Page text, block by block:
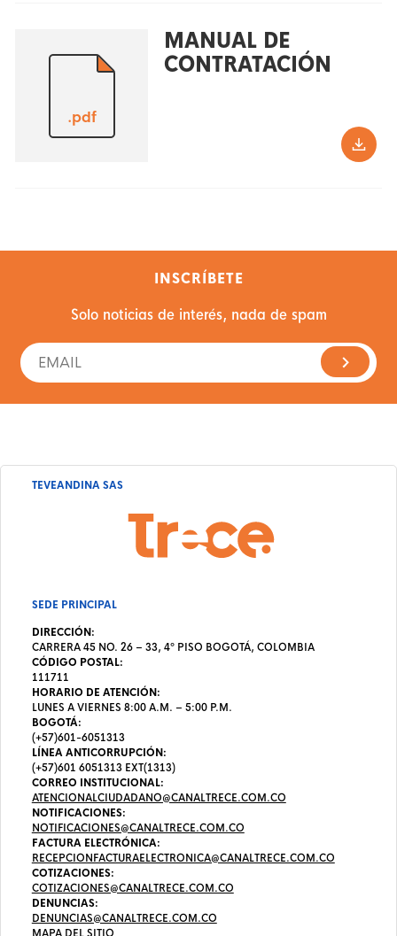
.pdf
MANUAL DE
CONTRATACIÓN
INSCRÍBETE
Solo noticias de interés, nada de spam
TEVEANDINA SAS
SEDE PRINCIPAL
DIRECCIÓN:
CARRERA 45 NO. 26 – 33, 4º PISO BOGOTÁ, COLOMBIA
CÓDIGO POSTAL:
111711
HORARIO DE ATENCIÓN:
LUNES A VIERNES 8:00 A.M. – 5:00 P.M.
BOGOTÁ:
(+57)601-6051313
LÍNEA ANTICORRUPCIÓN:
(+57)601 6051313 EXT(1313)
CORREO INSTITUCIONAL:
ATENCIONALCIUDADANO@CANALTRECE.COM.CO
NOTIFICACIONES:
NOTIFICACIONES@CANALTRECE.COM.CO
FACTURA ELECTRÓNICA:
RECEPCIONFACTURAELECTRONICA@CANALTRECE.COM.CO
COTIZACIONES:
COTIZACIONES@CANALTRECE.COM.CO
DENUNCIAS:
DENUNCIAS@CANALTRECE.COM.CO